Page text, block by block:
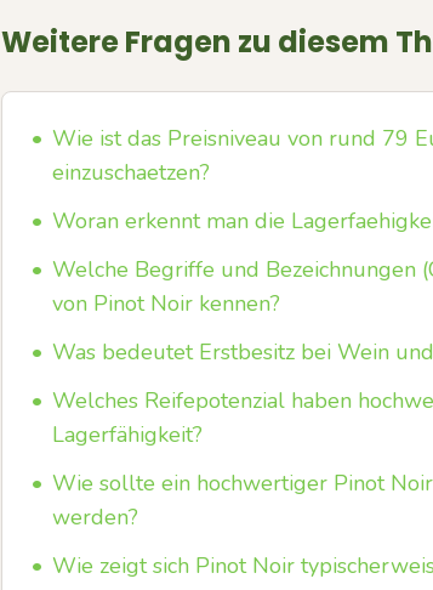
Weitere Fragen zu diesem
• Wie ist das Preisniveau von rund 79
einzuschaetzen?
• Woran erkennt man die
• Welche Begriffe und Bezeichnungen
von Pinot Noir kennen?
• Was bedeutet Erstbesitz bei Wein
• Welches Reifepotenzial haben
Lagerfähigkeit?
• Wie sollte ein hochwertiger Pinot
werden?
• Wie zeigt sich Pinot Noir